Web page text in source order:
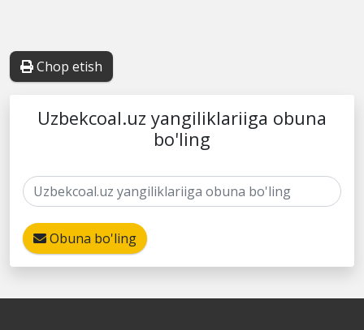
Chop etish
Uzbekcoal.uz yangiliklariiga obuna
bo'ling
Obuna bo'ling